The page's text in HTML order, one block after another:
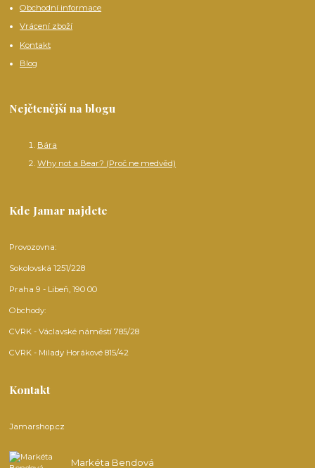
Obchodní informace
Vrácení zboží
Kontakt
Blog
Nejčtenější na blogu
Bára
Why not a Bear? (Proč ne medvěd)
Kde Jamar najdete
Provozovna:
Sokolovská 1251/228
Praha 9 - Libeň, 190 00
Obchody:
CVRK - Václavské náměstí 785/28
CVRK - Milady Horákové 815/42
Kontakt
Jamarshop.cz
Markéta Bendová